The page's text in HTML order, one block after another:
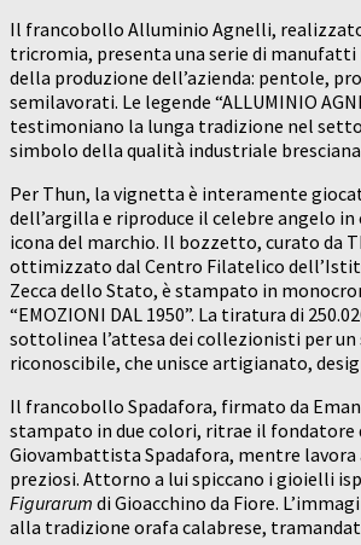
Il francobollo Alluminio Agnelli,
tricromia, presenta una serie di
della produzione dell’azienda: pentole,
semilavorati. Le legende “ALLUMINIO
testimoniano la lunga tradizione nel
simbolo della qualità industriale
Per Thun, la vignetta è interamente
dell’argilla e riproduce il celebre angelo
icona del marchio. Il bozzetto, curato da
ottimizzato dal Centro Filatelico
Zecca dello Stato, è stampato in
“EMOZIONI DAL 1950”. La tiratura di
sottolinea l’attesa dei collezionisti per
riconoscibile, che unisce artigianato,
Il francobollo Spadafora, firmato da
stampato in due colori, ritrae il fondatore
Giovambattista Spadafora, mentre
preziosi. Attorno a lui spiccano i gioielli
Figurarum di Gioacchino da Fiore.
alla tradizione orafa calabrese,